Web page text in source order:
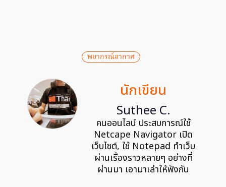
พยากรณ์อากาศ
นักเขียน
Suthee C.
คนออนไลน์ ประสบการณ์ใช้
Netcape Navigator เปิด
เว็บไซต์, ใช้ Notepad ทำเว็บ
ผ่านเรื่องราวหลายๆ อย่างที่
ผ่านมา เอามาเล่าให้ฟังกัน